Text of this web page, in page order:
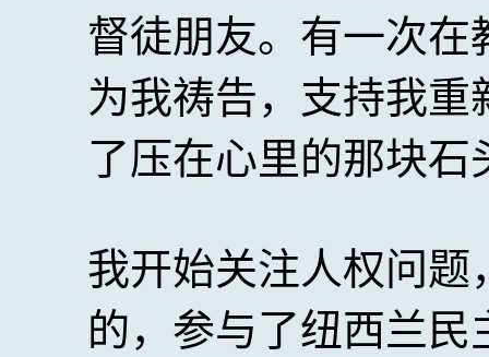
督徒朋友。有一次
为我祷告，支持我
了压在心里的那块石
我开始关注人权问
的，参与了纽西兰